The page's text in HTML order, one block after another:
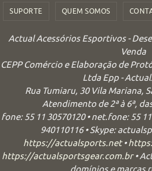
SUPORTE QUEM SOMOS
Actual Acessórios Esportivos -
Venda
CEPP Comércio e Elaboração de
Ltda Epp -
Rua Tumiaru, 30 Vila Mariana,
Atendimento de 2ª à 6ª,
fone: 55 11 30570120 • net.fone: 55
940110116 • Skype:
https://actualsports.net•
https://actualsportsgear.com.br•